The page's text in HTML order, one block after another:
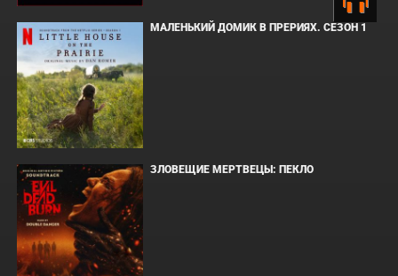
МАЛЕНЬКИЙ ДОМИК В ПРЕРИЯХ. СЕЗОН 1
ЗЛОВЕЩИЕ МЕРТВЕЦЫ: ПЕКЛО